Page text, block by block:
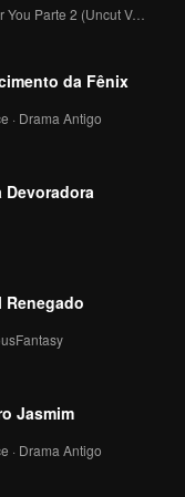
Fourever You Parte 2 (Uncut Ver.)
da Fênix
· Drama Antigo
Devoradora
Renegado
Jasmim
· Drama Antigo